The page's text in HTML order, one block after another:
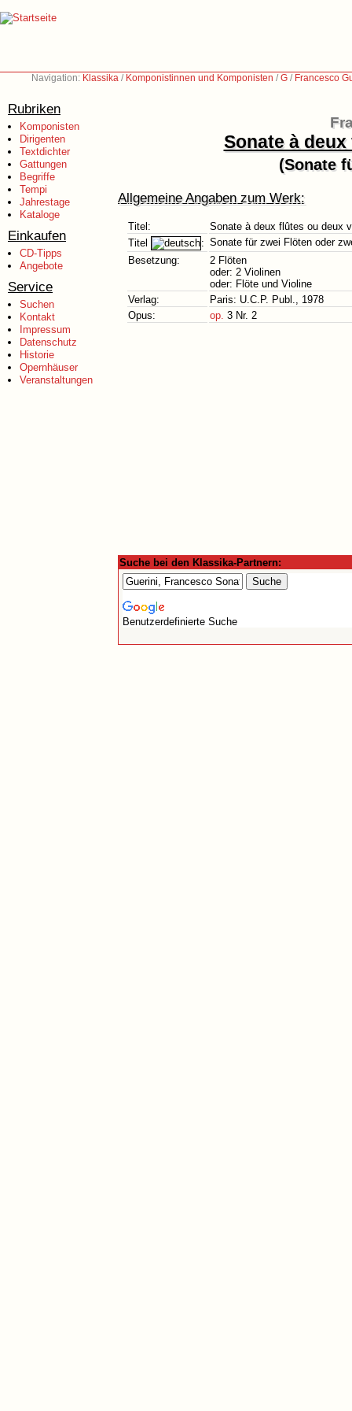
Navigation: Klassika / Komponistinnen und Komponisten /G / Francesco
Rubriken
Komponisten
Dirigenten
Textdichter
Gattungen
Begriffe
Tempi
Jahrestage
Kataloge
Einkaufen
CD-Tipps
Angebote
Service
Suchen
Kontakt
Impressum
Datenschutz
Historie
Opernhäuser
Veranstaltungen
Sonate à
(Sonate
Allgemeine Angaben zum Werk:
Titel:
Sonate à deux flûtes ou deux
Titel
: Sonate für zwei Flöten oder
Besetzung:
2 Flöten
oder: 2 Violinen
oder: Flöte und Violine
Verlag:
Paris: U.C.P. Publ., 1978
Opus:
op. 3 Nr. 2
Suche bei den Klassika-Partnern:
Benutzerdefinierte Suche